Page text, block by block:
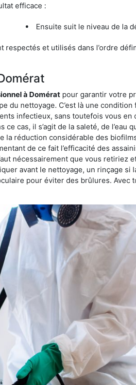
efficace :
Ensuite suit le niveau de la
et utilisés dans l’ordre
à Domérat pour garantir votre
du nettoyage. C’est là une
infectieux, sans toutefois vous
cas, il s’agit de la saleté, de l’eau
la réduction considérable des
de ce fait l’efficacité des
nécessairement que vous retiriez
avant le nettoyage, un rinçage si
pour éviter des brûlures. Avec